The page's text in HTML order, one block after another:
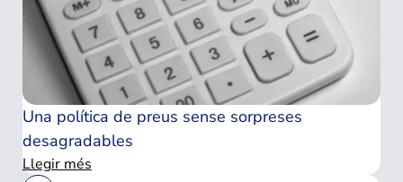
Una política de preus sense sorpreses
desagradables
Llegir més